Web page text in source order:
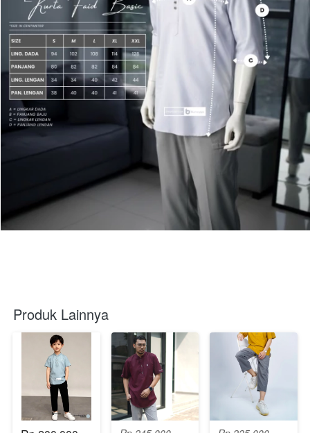
Produk Lainnya